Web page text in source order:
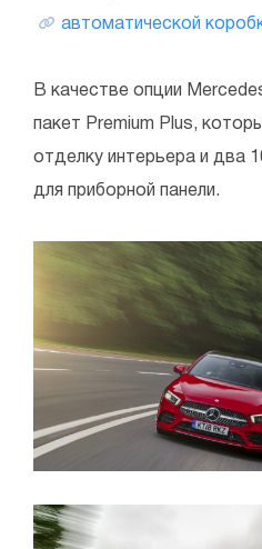
автоматической
В качестве опции
пакет Premium Plus,
отделку интерьера и два
для приборной панели.